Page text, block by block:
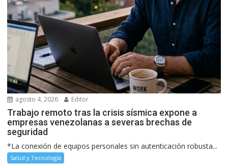
agosto 4, 2026 Editor
Trabajo remoto tras la crisis sísmica expone a
empresas venezolanas a severas brechas de
seguridad
*La conexión de equipos personales sin autenticación robusta...
Salud y Tecnología